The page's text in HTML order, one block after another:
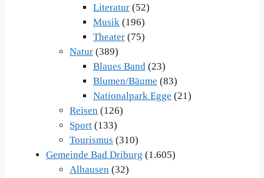
Literatur (52)
Musik (196)
Theater (75)
Natur (389)
Blaues Band (23)
Blumen/Bäume (83)
Nationalpark Egge (21)
Reisen (126)
Sport (133)
Tourismus (310)
Gemeinde Bad Driburg (1.605)
Alhausen (32)